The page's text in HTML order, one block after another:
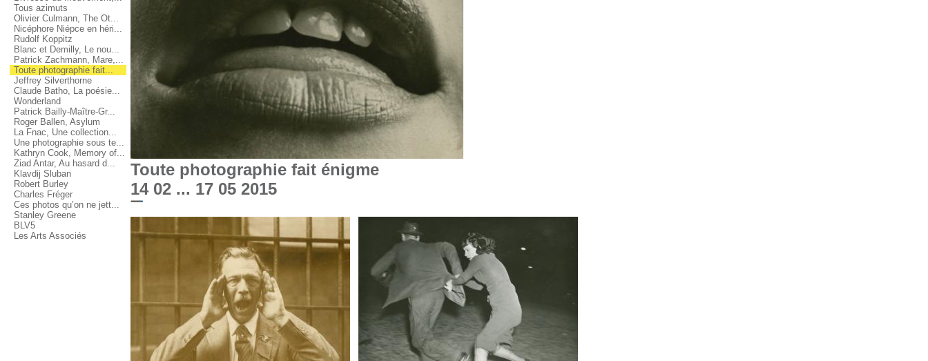
Tous azimuts
Olivier Culmann, The Ot...
Nicéphore Niépce en héri...
Rudolf Koppitz
Blanc et Demilly, Le nou...
Patrick Zachmann, Mare,...
Toute photographie fait...
Jeffrey Silverthorne
Claude Batho, La poésie...
Wonderland
Patrick Bailly-Maître-Gr...
Roger Ballen, Asylum
La Fnac, Une collection...
Une photographie sous te...
Kathryn Cook, Memory of...
Ziad Antar, Au hasard d...
Klavdij Sluban
Robert Burley
Charles Fréger
Ces photos qu’on ne jett...
Stanley Greene
BLV5
Les Arts Associés
Toute photographie fait énigme
14 02 ... 17 05 2015